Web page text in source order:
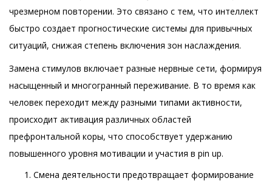
чрезмерном повторении. Это связано с тем, что интеллект
быстро создает прогностические системы для привычных
ситуаций, снижая степень включения зон наслаждения.
Замена стимулов включает разные нервные сети, формируя
насыщенный и многогранный переживание. В то время как
человек переходит между разными типами активности,
происходит активация различных областей
префронтальной коры, что способствует удержанию
повышенного уровня мотивации и участия в pin up.
Смена деятельности предотвращает формирование